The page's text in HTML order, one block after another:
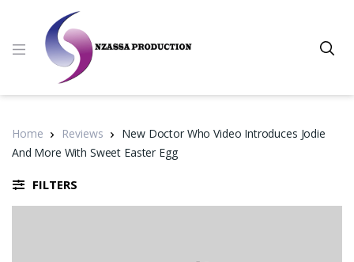
Home Reviews
New Doctor Who Video Introduces Jodie
And More With Sweet Easter Egg
FILTERS